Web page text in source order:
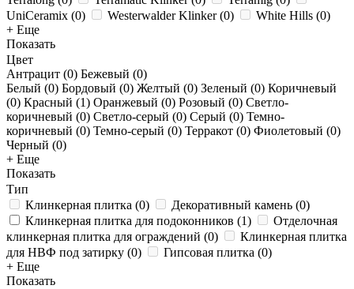
UniCeramix (0) Westerwalder Klinker(0) White Hills (0)
+ Еще
Показать
Цвет
Антрацит (0) Бежевый (0)
Белый (0) Бордовый (0) Желтый (0) Зеленый (0) Коричневый
(0) Красный (1) Оранжевый (0) Розовый (0) Светло-
коричневый (0) Светло-серый (0) Серый (0) Темно-
коричневый (0) Темно-серый (0) Терракот (0) Фиолетовый (0)
Черный (0)
+ Еще
Показать
Тип
Клинкерная плитка (0) Декоративный камень (0)
Клинкерная плитка для подоконников (1)
Отделочная
клинкерная плитка для ограждений (0)
Клинкерная плитка
для НВФ под затирку (0) Гипсовая плитка (0)
+ Еще
Показать